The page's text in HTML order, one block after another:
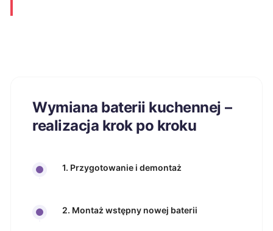
Wymiana baterii kuchennej –
realizacja krok po kroku
1. Przygotowanie i demontaż
2. Montaż wstępny nowej baterii